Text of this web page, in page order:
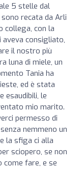
5 stelle dal
recata da Arli
collega, con la
aveva consigliato,
il nostro più
luna di miele, un
Tania ha
ed è stata
esaudibili, le
mio marito.
permesso di
nemmeno un
la sfiga ci alla
sciopero, se non
fare, e se